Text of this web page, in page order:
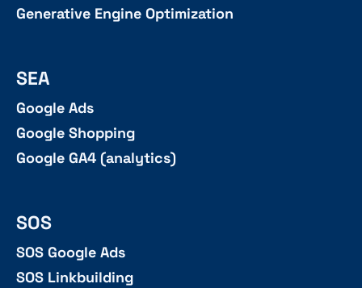
Generative Engine Optimization
SEA
Google Ads
Google Shopping
Google GA4 (analytics)
SOS
SOS Google Ads
SOS Linkbuilding